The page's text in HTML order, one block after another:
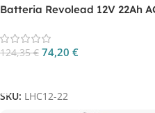
Batteria Revolead 12V 22Ah
124,35€ 74,20 €
SKU: LHC12-22